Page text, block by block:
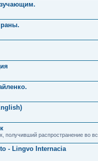
раны.
получивший распространение во
- Lingvo Internacia